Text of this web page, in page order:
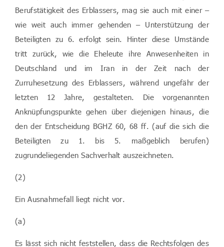
Berufstätigkeit des Erblassers, mag sie auch mit einer –
wie weit auch immer gehenden – Unterstützung der
Beteiligten zu 6. erfolgt sein. Hinter diese Umstände
tritt zurück, wie die Eheleute ihre Anwesenheiten in
Deutschland und im Iran in der Zeit nach der
Zurruhesetzung des Erblassers, während ungefähr der
letzten 12 Jahre, gestalteten. Die vorgenannten
Anknüpfungspunkte gehen über diejenigen hinaus, die
den der Entscheidung BGHZ 60, 68 ff. (auf die sich die
Beteiligten zu 1. bis 5. maßgeblich berufen)
zugrundeliegenden Sachverhalt auszeichneten.
(2)
Ein Ausnahmefall liegt nicht vor.
(a)
Es lässt sich nicht feststellen, dass die Rechtsfolgen des